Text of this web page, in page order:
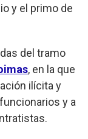
y el primo de
del tramo
, en la que
ilícita y
y a